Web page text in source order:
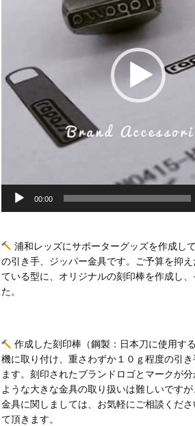
00:00
浦和レッズにサポーターグッズを作成し
の引き手、ジッパー金具です。ご予算を抑
ている型に、オリジナルの刻印棒を作成し
た。
作成した刻印棒（鋼製：日本刀に使用す
機に取り付け、重さわずか１０ｇ程度の引
ます。刻印されたブランドロゴとマークが
ような大きな金具の取り扱いは難しいです
金具に関しましては、お気軽にご相談くだ
て頂きます。